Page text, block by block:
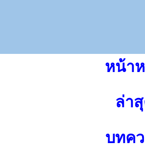
หน้า
ล่า
บทค